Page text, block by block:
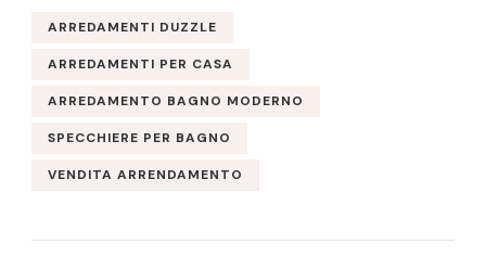
ARREDAMENTI DUZZLE
ARREDAMENTI PER CASA
ARREDAMENTO BAGNO MODERNO
SPECCHIERE PER BAGNO
VENDITA ARRENDAMENTO